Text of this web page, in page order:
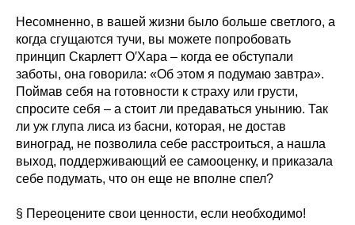
Несомненно, в вашей жизни было больше светлого, а
когда сгущаются тучи, вы можете попробовать
принцип Скарлетт О′Хара – когда ее обступали
заботы, она говорила: «Об этом я подумаю завтра».
Поймав себя на готовности к страху или грусти,
спросите себя – а стоит ли предаваться унынию. Так
ли уж глупа лиса из басни, которая, не достав
виноград, не позволила себе расстроиться, а нашла
выход, поддерживающий ее самооценку, и приказала
себе подумать, что он еще не вполне спел?
§ Переоцените свои ценности, если необходимо!